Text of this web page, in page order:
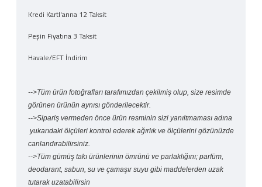
Kredi Kartl'arına 12 Taksit
Peşin Fiyatına 3 Taksit
Havale/EFT İndirim
-->Tüm ürün fotoğrafları tarafımızdan çekilmiş olup, size resimde
görünen ürünün aynısı gönderilecektir.
-->Sipariş vermeden önce ürün resminin sizi yanıltmaması adına
yukarıdaki ölçüleri kontrol ederek ağırlık ve ölçülerini gözünüzde
canlandırabilirsiniz.
-->Tüm gümüş takı ürünlerinin ömrünü ve parlaklığını; parfüm,
deodarant, sabun, su ve çamaşır suyu gibi maddelerden uzak
tutarak uzatabilirsin